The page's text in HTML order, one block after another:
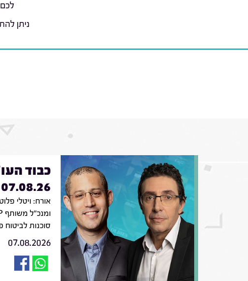
ניתן
כבוד
07.08.26
אורח: ויטלי
סוכנות לביטוח
07.08.2026